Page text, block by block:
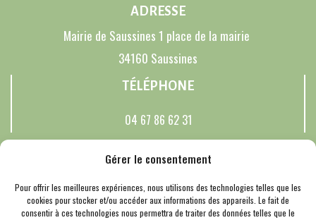
Gérer le consentement
Pour offrir les meilleures expériences, nous utilisons des technologies telles que les
cookies pour stocker et/ou accéder aux informations des appareils. Le fait de
consentir à ces technologies nous permettra de traiter des données telles que le
ADRESSE
Mairie de Saussines 1 place de la mairie
34160 Saussines
TÉLÉPHONE
04 67 86 62 31